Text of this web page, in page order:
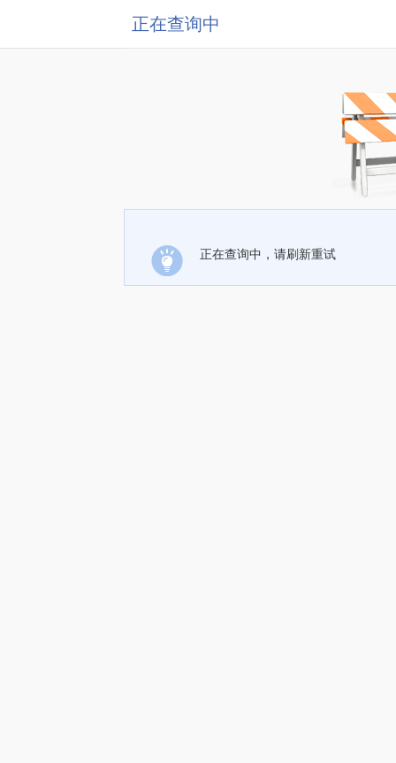
正在查询中
正在查询中，请刷新重试